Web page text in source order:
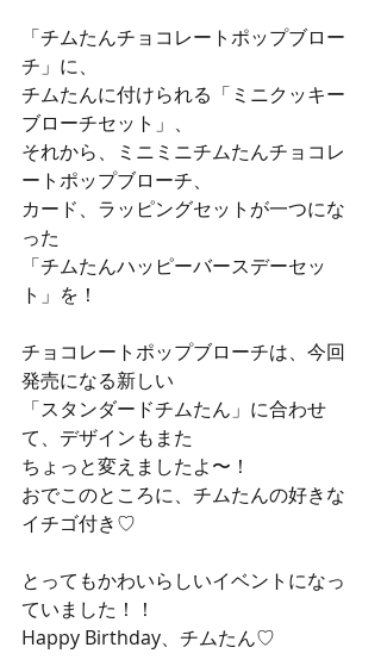
「チムたんチョコレートポップブロー
チ」に、
チムたんに付けられる「ミニクッキー
ブローチセット」、
それから、ミニミニチムたんチョコレ
ートポップブローチ、
カード、ラッピングセットが一つにな
った
「チムたんハッピーバースデーセッ
ト」を！
チョコレートポップブローチは、今回
発売になる新しい
「スタンダードチムたん」に合わせ
て、デザインもまた
ちょっと変えましたよ〜！
おでこのところに、チムたんの好きな
イチゴ付き♡
とってもかわいらしいイベントになっ
ていました！！
Happy Birthday、チムたん♡